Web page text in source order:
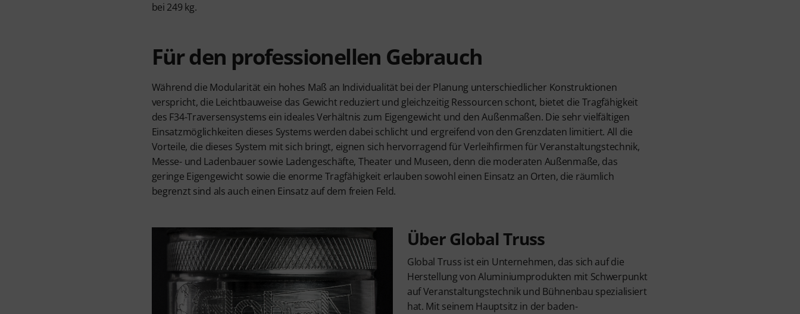
bei 249 kg.
Für den professionellen Gebrauch
Während die Modularität ein hohes Maß an Individualität bei der Planung unterschiedlicher Konstruktionen
verspricht, die Leichtbauweise das Gewicht reduziert und gleichzeitig Ressourcen schont, bietet die Tragfähigkeit
des F34-Traversensystems ein ideales Verhältnis zum Eigengewicht und den Außenmaßen. Die sehr vielfältigen
Einsatzmöglichkeiten dieses Systems werden dabei schlicht und ergreifend von den Grenzdaten limitiert. All die
Vorteile, die dieses System mit sich bringt, eignen sich hervorragend für Verleihfirmen für Veranstaltungstechnik,
Messe- und Ladenbauer sowie Ladengeschäfte, Theater und Museen, denn die moderaten Außenmaße, das
geringe Eigengewicht sowie die enorme Tragfähigkeit erlauben sowohl einen Einsatz an Orten, die räumlich
begrenzt sind als auch einen Einsatz auf dem freien Feld.
Über Global Truss
Global Truss ist ein Unternehmen, das sich auf die
Herstellung von Aluminiumprodukten mit Schwerpunkt
auf Veranstaltungstechnik und Bühnenbau spezialisiert
hat. Mit seinem Hauptsitz in der baden-